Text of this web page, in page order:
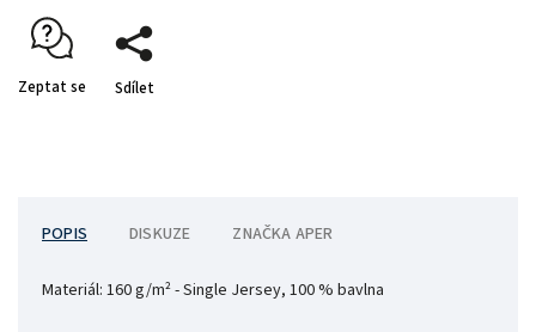
Zeptat se Sdílet
POPIS DISKUZE ZNAČKA APER
Materiál: 160 g/m² - Single Jersey, 100 % bavlna